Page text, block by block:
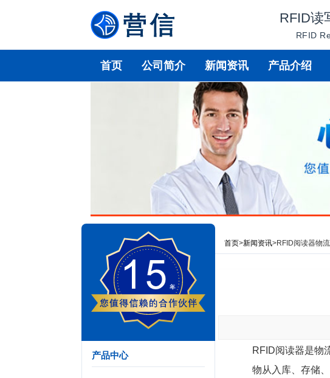
RFID读
RFID
首页 公司简介 新闻资讯 产品介绍
产品中心
首页>新闻资讯>RFID阅读器物
RFID阅读器是物
物从入库、存储